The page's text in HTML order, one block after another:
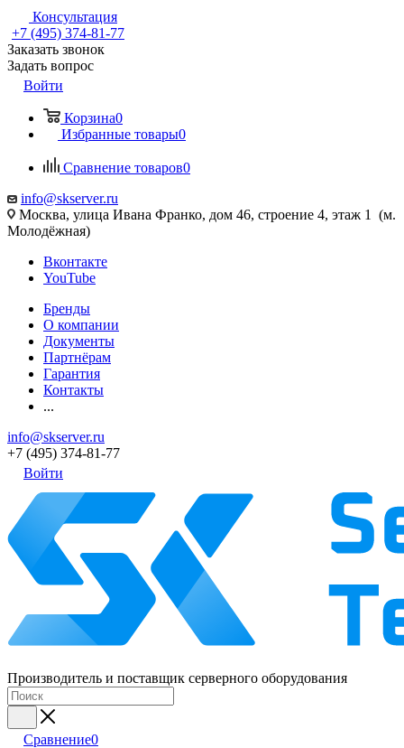
Консультация
+7 (495) 374-81-77
Заказать звонок
Задать вопрос
Войти
Корзина0
Избранные товары0
Сравнение товаров0
info@skserver.ru
Москва, улица Ивана Франко, дом 46, строение 4, этаж 1 (м.
Молодёжная)
Вконтакте
YouTube
Бренды
О компании
Документы
Партнёрам
Гарантия
Контакты
...
info@skserver.ru
+7 (495) 374-81-77
Войти
Производитель и поставщик серверного оборудования
Сравнение0